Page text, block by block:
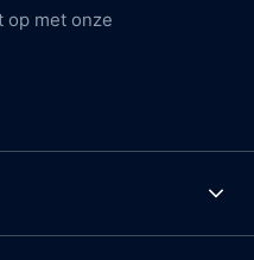
op met onze